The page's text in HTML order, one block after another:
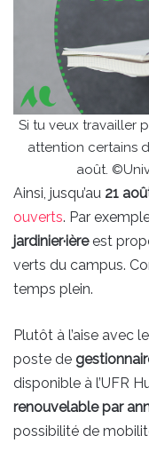
Si tu veux travailler
attention certains
août.
Ainsi, jusqu’au 21
ouverts. Par
jardinier·ièreest
verts du campus.
temps plein.
Plutôt à l’aise avec
poste de
disponible à l’UFR
renouvelable par
possibilité de